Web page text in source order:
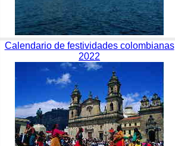
Calendario de festividades colombianas
2022